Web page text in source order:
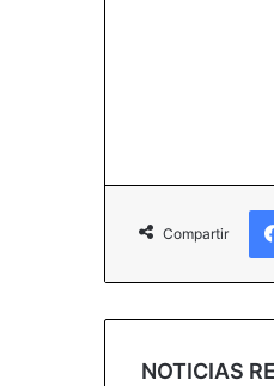
Compartir
NOTICIAS